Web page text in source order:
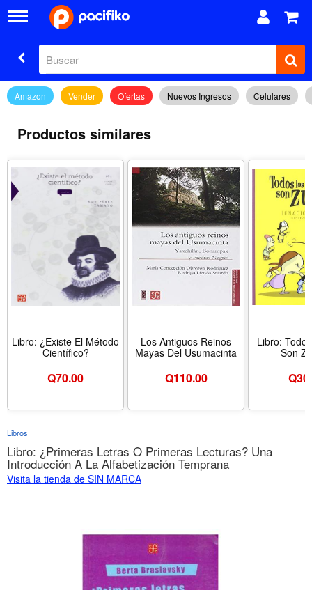
Amazon Vender Ofertas Nuevos Ingresos Celulares
Productos similares
Libro: ¿Existe El Método
Científico?
Q70.00
Los Antiguos Reinos
Mayas Del Usumacinta
Q110.00
Libro:
Son
Q
Libros
Libro: ¿Primeras Letras O Primeras Lecturas? Una
Introducción A La Alfabetización Temprana
Visita la tienda de SIN MARCA